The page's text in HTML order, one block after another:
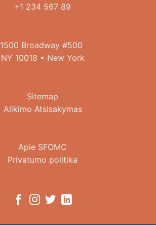
+1 234 567 89
1500 Broadway #500
NY 10018 • New York
Sitemap
Alikimo Atsisakymas
Apie SFOMC
Privatumo politika